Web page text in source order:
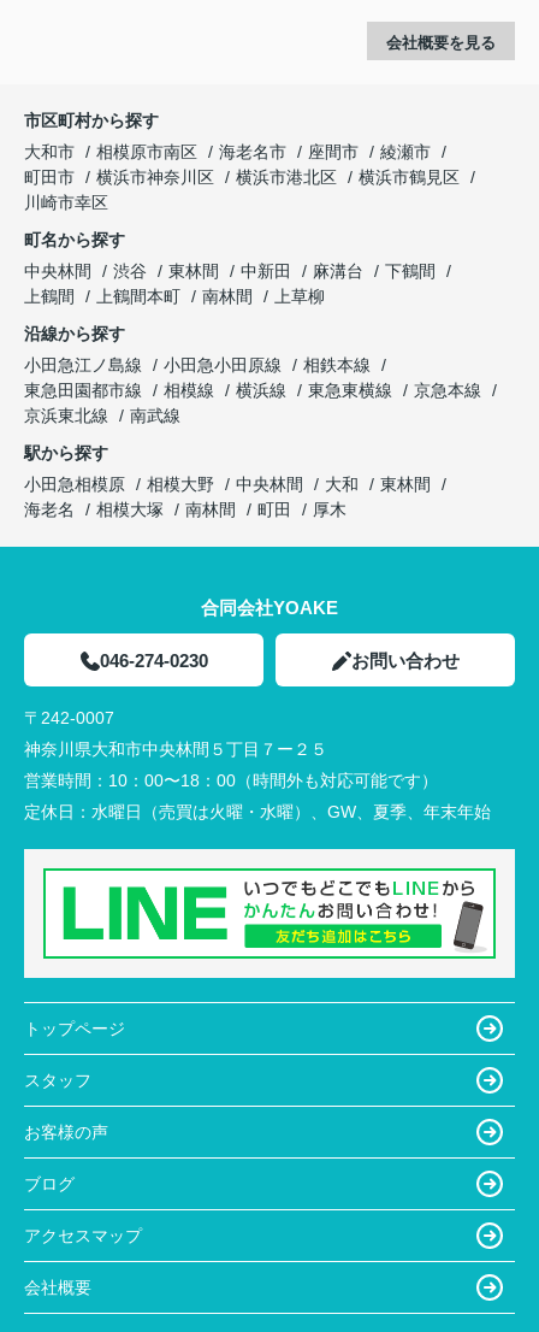
会社概要を見る
市区町村から探す
大和市
相模原市南区 海老名市 座間市
綾瀬市
町田市
横浜市神奈川区 横浜市港北区
横浜市鶴見区
川崎市幸区
町名から探す
中央林間
渋谷 東林間 中新田 麻溝台
下鶴間
上鶴間
上鶴間本町 南林間
上草柳
沿線から探す
小田急江ノ島線
小田急小田原線
相鉄本線
東急田園都市線
相模線 横浜線 東急東横線
京急本線
京浜東北線
南武線
駅から探す
小田急相模原
相模大野 中央林間 大和
東林間
海老名
相模大塚 南林間 町田 厚木
合同会社YOAKE
046-274-0230 お問い合わせ
〒242-0007
神奈川県大和市中央林間５丁目７ー２５
営業時間： 10：00〜18：00（時間外も対応可能です）
定休日： 水曜日（売買は火曜・水曜）、GW、夏季、年末年始
トップページ
スタッフ
お客様の声
ブログ
アクセスマップ
会社概要